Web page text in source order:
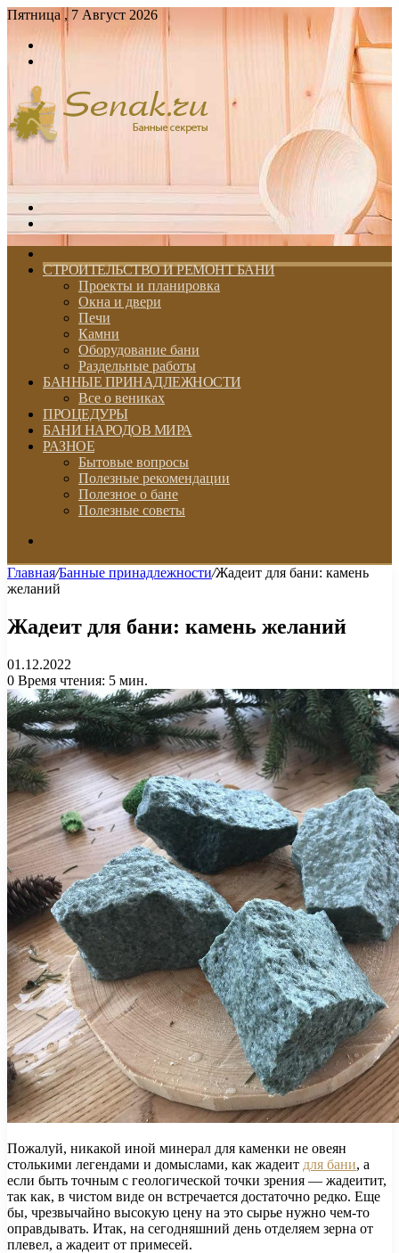
Пятница , 7 Август 2026
Войти
skin
СТРОИТЕЛЬСТВО И РЕМОНТ БАНИ
Проекты и планировка
Окна и двери
Печи
Камни
Оборудование бани
Раздельные работы
БАННЫЕ ПРИНАДЛЕЖНОСТИ
Все о вениках
ПРОЦЕДУРЫ
БАНИ НАРОДОВ МИРА
РАЗНОЕ
Бытовые вопросы
Полезные рекомендации
Полезное о бане
Полезные советы
Главная/Банные принадлежности/Жадеит для бани: камень
желаний
Жадеит для бани: камень желаний
01.12.2022
0 Время чтения: 5 мин.
Пожалуй, никакой иной минерал для каменки не овеян
столькими легендами и домыслами, как жадеит для бани, а
если быть точным с геологической точки зрения — жадеитит,
так как, в чистом виде он встречается достаточно редко. Еще
бы, чрезвычайно высокую цену на это сырье нужно чем-то
оправдывать. Итак, на сегодняшний день отделяем зерна от
плевел, а жадеит от примесей.